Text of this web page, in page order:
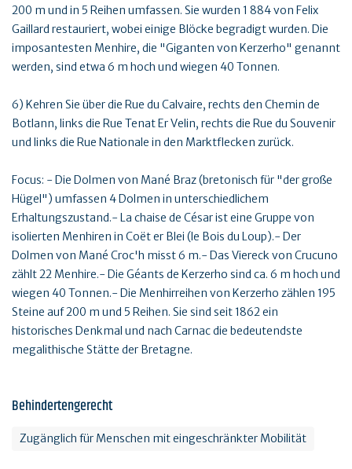
200 m und in 5 Reihen umfassen. Sie wurden 1 884 von Felix
Gaillard restauriert, wobei einige Blöcke begradigt wurden. Die
imposantesten Menhire, die "Giganten von Kerzerho" genannt
werden, sind etwa 6 m hoch und wiegen 40 Tonnen.
6) Kehren Sie über die Rue du Calvaire, rechts den Chemin de
Botlann, links die Rue Tenat Er Velin, rechts die Rue du Souvenir
und links die Rue Nationale in den Marktflecken zurück.
Focus: - Die Dolmen von Mané Braz (bretonisch für "der große
Hügel") umfassen 4 Dolmen in unterschiedlichem
Erhaltungszustand.- La chaise de César ist eine Gruppe von
isolierten Menhiren in Coët er Blei (le Bois du Loup).- Der
Dolmen von Mané Croc'h misst 6 m.- Das Viereck von Crucuno
zählt 22 Menhire.- Die Géants de Kerzerho sind ca. 6 m hoch und
wiegen 40 Tonnen.- Die Menhirreihen von Kerzerho zählen 195
Steine auf 200 m und 5 Reihen. Sie sind seit 1862 ein
historisches Denkmal und nach Carnac die bedeutendste
megalithische Stätte der Bretagne.
Behindertengerecht
Zugänglich für Menschen mit eingeschränkter Mobilität